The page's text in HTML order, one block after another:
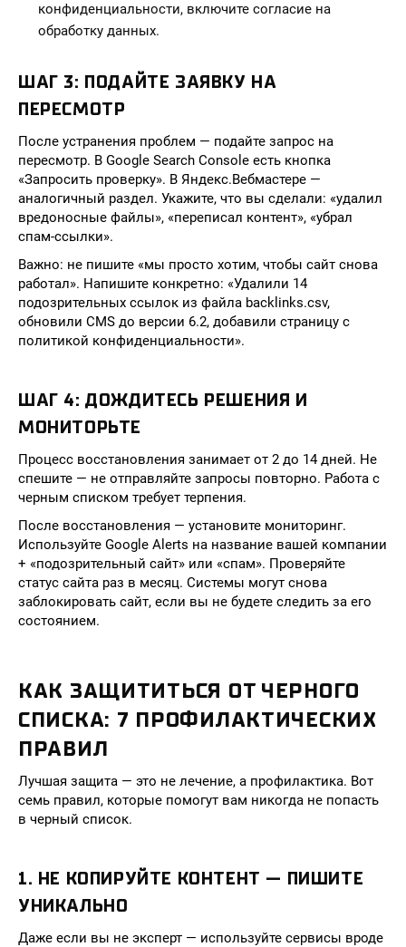
конфиденциальности, включите согласие на
обработку данных.
ШАГ 3: ПОДАЙТЕ ЗАЯВКУ НА
ПЕРЕСМОТР
После устранения проблем — подайте запрос на
пересмотр. В Google Search Console есть кнопка
«Запросить проверку». В Яндекс.Вебмастере —
аналогичный раздел. Укажите, что вы сделали: «удалил
вредоносные файлы», «переписал контент», «убрал
спам-ссылки».
Важно: не пишите «мы просто хотим, чтобы сайт снова
работал». Напишите конкретно: «Удалили 14
подозрительных ссылок из файла backlinks.csv,
обновили CMS до версии 6.2, добавили страницу с
политикой конфиденциальности».
ШАГ 4: ДОЖДИТЕСЬ РЕШЕНИЯ И
МОНИТОРЬТЕ
Процесс восстановления занимает от 2 до 14 дней. Не
спешите — не отправляйте запросы повторно. Работа с
черным списком требует терпения.
После восстановления — установите мониторинг.
Используйте Google Alerts на название вашей компании
+ «подозрительный сайт» или «спам». Проверяйте
статус сайта раз в месяц. Системы могут снова
заблокировать сайт, если вы не будете следить за его
состоянием.
КАК ЗАЩИТИТЬСЯ ОТ ЧЕРНОГО
СПИСКА: 7 ПРОФИЛАКТИЧЕСКИХ
ПРАВИЛ
Лучшая защита — это не лечение, а профилактика. Вот
семь правил, которые помогут вам никогда не попасть
в черный список.
1. НЕ КОПИРУЙТЕ КОНТЕНТ — ПИШИТЕ
УНИКАЛЬНО
Даже если вы не эксперт — используйте сервисы вроде